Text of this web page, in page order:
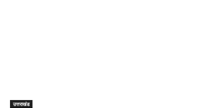
उत्तराखंड